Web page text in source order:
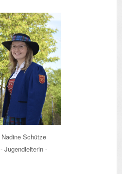
Nadine Schütze
- Jugendleiterin -